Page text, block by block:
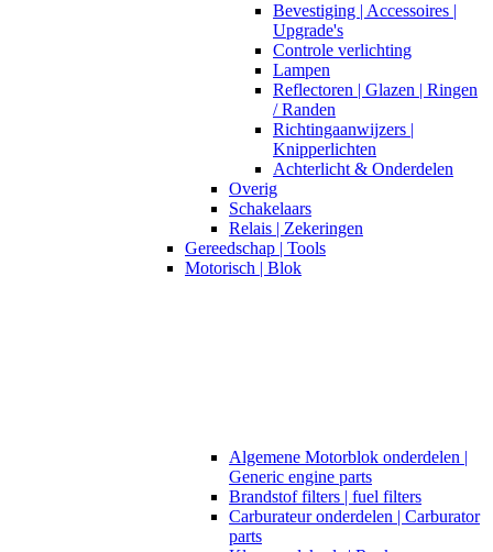
Bevestiging | Accessoires |
Upgrade's
Controle verlichting
Lampen
Reflectoren | Glazen | Ringen
/ Randen
Richtingaanwijzers |
Knipperlichten
Achterlicht & Onderdelen
Overig
Schakelaars
Relais | Zekeringen
Gereedschap | Tools
Motorisch | Blok
Algemene Motorblok onderdelen |
Generic engine parts
Brandstof filters | fuel filters
Carburateur onderdelen | Carburator
parts